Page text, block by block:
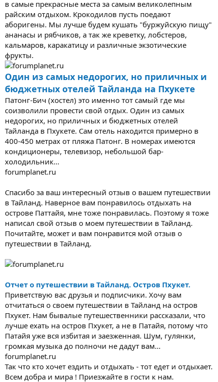
в самые прекрасные места за самым великолепным
райским отдыхом. Крокодилов пусть поедают
аборигены. Мы лучше будем кушать "буржуйскую пищу"
ананасы и рябчиков, а так же креветку, лобстеров,
кальмаров, каракатицу и различные экзотические
фрукты.
Один из самых недорогих, но приличных и
бюджетных отелей Тайланда на Пхукете
Патонг-Бич (хостел) это именно тот самый где мы
соизволили провести свой отдых. Один из самых
недорогих, но приличных и бюджетных отелей
Тайланда в Пхукете. Сам отель находится примерно в
400-450 метрах от пляжа Патонг. В номерах имеются
кондиционеры, телевизор, небольшой бар-
холодильник...
forumplanet.ru
Спасибо за ваш интересный отзыв о вашем путешествии
в Тайланд. Наверное вам понравилось отдыхать на
острове Паттайя, мне тоже понравилась. Поэтому я тоже
написал свой отзыв о моем путешествии в Тайланд.
Почитайте, может и вам понравится мой отзыв о
путешествии в Тайланд.
Отчет о путешествии в Тайланд. Остров Пхукет.
Приветствую вас друзья и подписчики. Хочу вам
отчитаться о своем путешествии в Тайланд на остров
Пхукет. Нам бывалые путешественники рассказали, что
лучше ехать на остров Пхукет, а не в Патайя, потому что
Патайя уже вся избитая и заезженная. Шум, гулянки,
громкая музыка до полночи не дадут вам...
forumplanet.ru
Так что кто хочет ездить и отдыхать - тот едет и отдыхает.
Всем добра и мира ! Приезжайте в гости к нам.